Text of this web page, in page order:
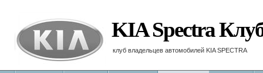
KIA Spectra
клуб владельцев автомобилей KIA SPECTRA